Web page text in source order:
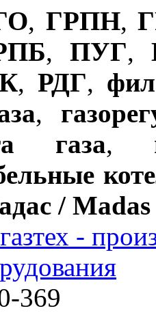
, ГРПН,
, ПУГ,
, РДГ,
,
газа,
/ Madas
369